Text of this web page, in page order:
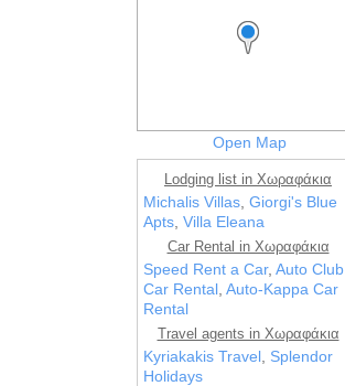
Open Map
Lodging list in Χωραφάκια
Michalis Villas, Giorgi's Blue
Apts, Villa Eleana
Car Rental in Χωραφάκια
Speed Rent a Car, Auto Club
Car Rental , Auto-Kappa Car
Rental
Travel agents in Χωραφάκια
Kyriakakis Travel , Splendor
Holidays